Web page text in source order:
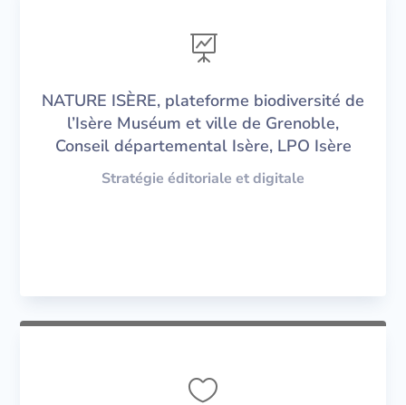

NATURE ISÈRE, plateforme biodiversité de
l’Isère Muséum et ville de Grenoble,
Conseil départemental Isère, LPO Isère
Stratégie éditoriale et digitale
